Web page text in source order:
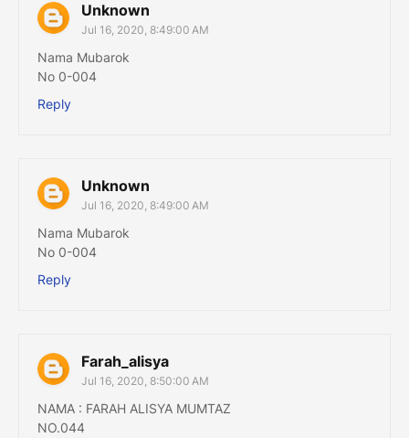
Unknown
Jul 16, 2020, 8:49:00 AM
Nama Mubarok
No 0-004
Reply
Unknown
Jul 16, 2020, 8:49:00 AM
Nama Mubarok
No 0-004
Reply
Farah_alisya
Jul 16, 2020, 8:50:00 AM
NAMA : FARAH ALISYA MUMTAZ
NO.044